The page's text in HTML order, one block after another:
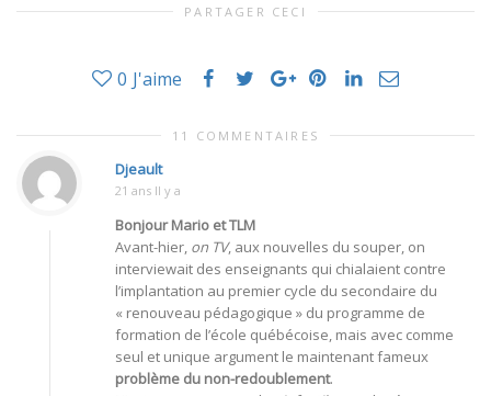
PARTAGER CECI
0 J'aime
11 COMMENTAIRES
Djeault
21 ans Il y a
Bonjour Mario et TLM
Avant-hier, on TV, aux nouvelles du souper, on
interviewait des enseignants qui chialaient contre
l’implantation au premier cycle du secondaire du
« renouveau pédagogique » du programme de
formation de l’école québécoise, mais avec comme
seul et unique argument le maintenant fameux
problème du non-redoublement.